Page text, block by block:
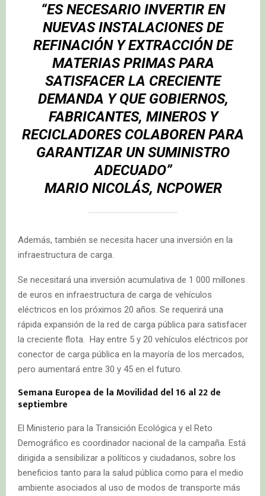
“ES NECESARIO INVERTIR EN
NUEVAS INSTALACIONES DE
REFINACIÓN Y EXTRACCIÓN DE
MATERIAS PRIMAS PARA
SATISFACER LA CRECIENTE
DEMANDA Y QUE GOBIERNOS,
FABRICANTES, MINEROS Y
RECICLADORES COLABOREN PARA
GARANTIZAR UN SUMINISTRO
ADECUADO”
MARIO NICOLÁS, NCPOWER
Además, también se necesita hacer una inversión en la
infraestructura de carga.
Se necesitará una inversión acumulativa de 1 000 millones
de euros en infraestructura de carga de vehículos
eléctricos en los próximos 20 años. Se requerirá una
rápida expansión de la red de carga pública para satisfacer
la creciente flota. Hay entre 5 y 20 vehículos eléctricos por
conector de carga pública en la mayoría de los mercados,
pero aumentará entre 30 y 45 en el futuro.
Semana Europea de la Movilidad del 16 al 22 de
septiembre
El Ministerio para la Transición Ecológica y el Reto
Demográfico es coordinador nacional de la campaña. Está
dirigida a sensibilizar a políticos y ciudadanos, sobre los
beneficios tanto para la salud pública como para el medio
ambiente asociados al uso de modos de transporte más